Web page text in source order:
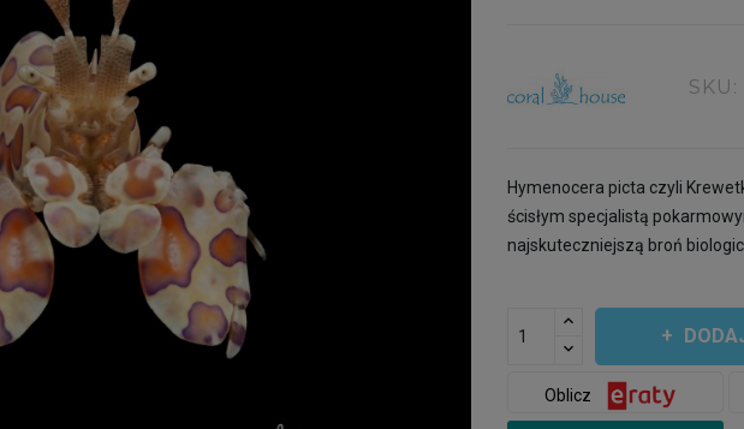
SKU:
Hymenocera picta czyli
ścisłym specjalistą
najskuteczniejszą broń
Oblicz